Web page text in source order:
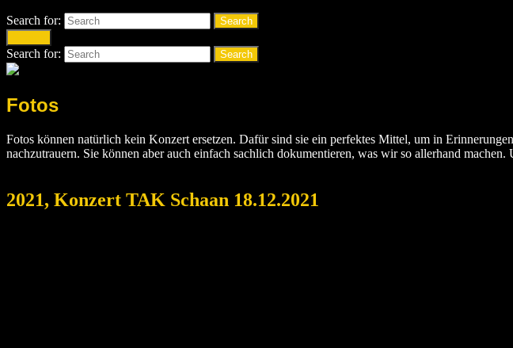
Search for:
Search
Search for: Search
Fotos
Fotos können natürlich kein Konzert ersetzen. Dafür sind sie ein perfektes Mittel, um in
nachzutrauern. Sie können aber auch einfach sachlich dokumentieren, was wir so allerhand
2021, Konzert TAK Schaan 18.12.2021